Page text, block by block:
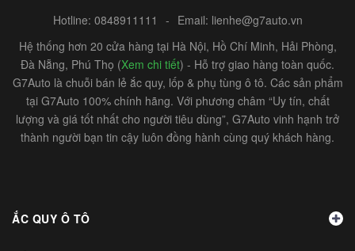
Hotline: 0848911111 - Email: lienhe@g7auto.vn
Hệ thống hơn 20 cửa hàng tại Hà Nội, Hồ Chí Minh, Hải Phòng,
Đà Nẵng, Phú Thọ (Xem chi tiết) - Hỗ trợ giao hàng toàn quốc.
G7Auto là chuỗi bán lẻ ắc quy, lốp & phụ tùng ô tô. Các sản phẩm
tại G7Auto 100% chính hãng. Với phương châm “Uy tín, chất
lượng và giá tốt nhất cho người tiêu dùng”, G7Auto vinh hạnh trở
thành người bạn tin cậy luôn đồng hành cùng quý khách hàng.
ẮC QUY Ô TÔ